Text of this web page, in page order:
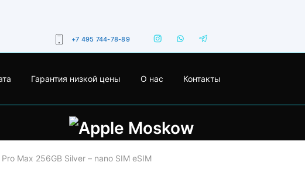
+7 495 744-78-89
Гарантия низкой цены О нас Контакты
Max 256GB Silver – nano SIM eSIM